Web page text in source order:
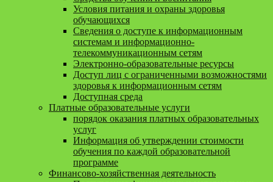
Условия питания и охраны здоровья
обучающихся
Сведения о доступе к информационным
системам и информационно-
телекоммуникационным сетям
Электронно-образовательные ресурсы
Доступ лиц с ограниченными возможностями
здоровья к информационным сетям
Доступная среда
Платные образовательные услуги
порядок оказания платных образовательных
услуг
Информация об утверждении стоимости
обучения по каждой образовательной
программе
Финансово-хозяйственная деятельность